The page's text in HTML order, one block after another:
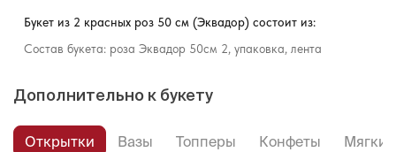
Букет из 2 красных роз 50 см (Эквадор) состоит из:
Состав букета: роза Эквадор 50см 2, упаковка, лента
Дополнительно к букету
Открытки Вазы Топперы Конфеты